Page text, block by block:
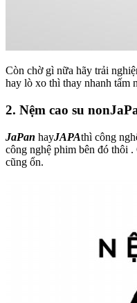
Còn chờ gì nữa hãy trải
hay lò xo thì thay nhanh tấm
2. Nệm cao su
JaPan hayJAPAthì công
công nghệ phim bên đó thôi
cũng ổn.